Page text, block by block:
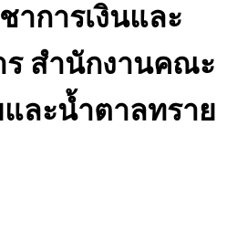
การเงินและ
สำนักงานคณะ
ละน้ำตาลทราย